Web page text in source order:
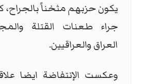
يكون حزبهم مثخناً بالجراح،
جراء طعنات القتلة
العراق والعراقيين.
وعكست الإنتفاضة ايضا